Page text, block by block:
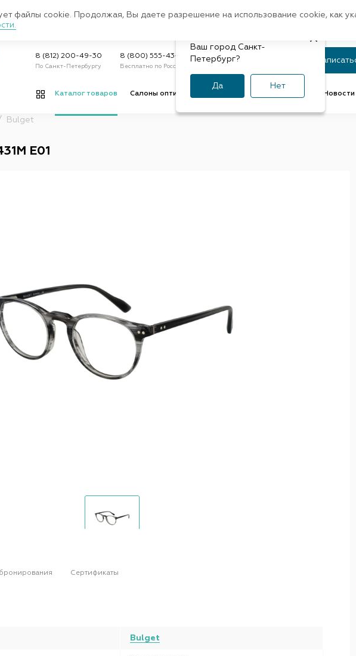
Регион:Санкт-Петербург Быстрая
8 (812) 200-49-30
По Санкт-Петербургу
8 (800) 555-43-47
Бесплатно по России
Статус заказа
Каталог товаров Салоны оптики Новости
Bulget
E01
Сертификаты
Bulget
Ваш город Санкт-
Петербург?
Да Нет
файлы cookie. Продолжая, Вы даете разрешение на использование cookie, как